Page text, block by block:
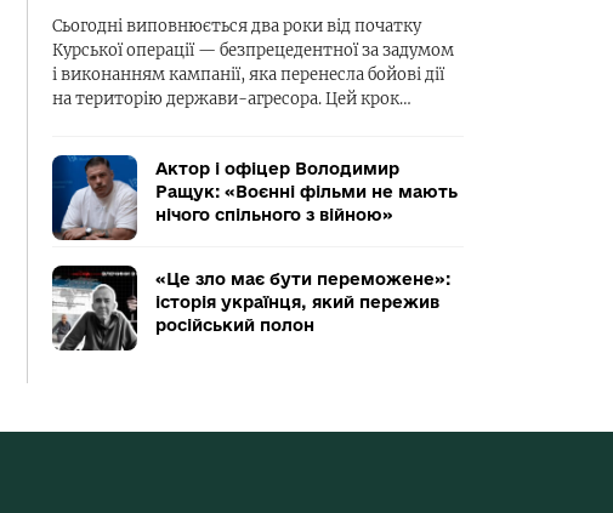
Сьогодні виповнюється два роки від початку
Курської операції — безпрецедентної за задумом
і виконанням кампанії, яка перенесла бойові дії
на територію держави-агресора. Цей крок…
Актор і офіцер Володимир
Ращук: «Воєнні фільми не мають
нічого спільного з війною»
«Це зло має бути переможене»:
історія українця, який пережив
російський полон